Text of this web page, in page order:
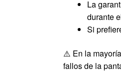
La
durante
Si
⚠️ En la
fallos de la